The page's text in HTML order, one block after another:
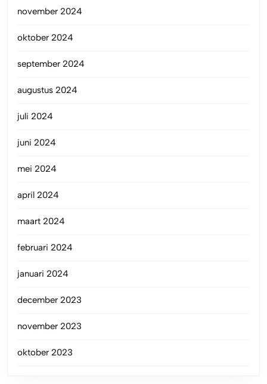
november 2024
oktober 2024
september 2024
augustus 2024
juli 2024
juni 2024
mei 2024
april 2024
maart 2024
februari 2024
januari 2024
december 2023
november 2023
oktober 2023